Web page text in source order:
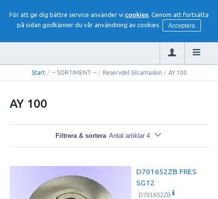
För att ge dig bättre service använder vi cookies. Genom att fortsätta
på sidan godkänner du vår användning av cookies.
Acceptera
Start / -- SORTIMENT -- / Reservdel Silcamaskin / AY 100
AY 100
Filtrera & sortera Antal artiklar 4
D701652ZB FRES
SG12
D701652ZB